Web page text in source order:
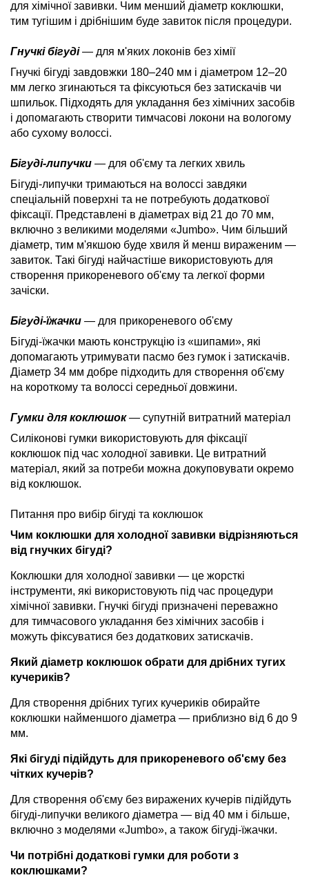
для хімічної завивки. Чим менший діаметр коклюшки,
тим тугішим і дрібнішим буде завиток після процедури.
Гнучкі бігуді — для м'яких локонів без хімії
Гнучкі бігуді завдовжки 180–240 мм і діаметром 12–20
мм легко згинаються та фіксуються без затискачів чи
шпильок. Підходять для укладання без хімічних засобів
і допомагають створити тимчасові локони на вологому
або сухому волоссі.
Бігуді-липучки — для об'єму та легких хвиль
Бігуді-липучки тримаються на волоссі завдяки
спеціальній поверхні та не потребують додаткової
фіксації. Представлені в діаметрах від 21 до 70 мм,
включно з великими моделями «Jumbo». Чим більший
діаметр, тим м'якшою буде хвиля й менш вираженим —
завиток. Такі бігуді найчастіше використовують для
створення прикореневого об'єму та легкої форми
зачіски.
Бігуді-їжачки — для прикореневого об'єму
Бігуді-їжачки мають конструкцію із «шипами», які
допомагають утримувати пасмо без гумок і затискачів.
Діаметр 34 мм добре підходить для створення об'єму
на короткому та волоссі середньої довжини.
Гумки для коклюшок— супутній витратний матеріал
Силіконові гумки використовують для фіксації
коклюшок під час холодної завивки. Це витратний
матеріал, який за потреби можна докуповувати окремо
від коклюшок.
Питання про вибір бігуді та коклюшок
Чим коклюшки для холодної завивки відрізняються
від гнучких бігуді?
Коклюшки для холодної завивки — це жорсткі
інструменти, які використовують під час процедури
хімічної завивки. Гнучкі бігуді призначені переважно
для тимчасового укладання без хімічних засобів і
можуть фіксуватися без додаткових затискачів.
Який діаметр коклюшок обрати для дрібних тугих
кучериків?
Для створення дрібних тугих кучериків обирайте
коклюшки найменшого діаметра — приблизно від 6 до 9
мм.
Які бігуді підійдуть для прикореневого об'єму без
чітких кучерів?
Для створення об'єму без виражених кучерів підійдуть
бігуді-липучки великого діаметра — від 40 мм і більше,
включно з моделями «Jumbo», а також бігуді-їжачки.
Чи потрібні додаткові гумки для роботи з
коклюшками?